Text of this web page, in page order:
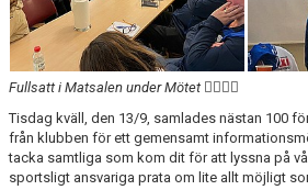
Fullsatt i Matsalen under Mötet 🤾‍♀️🤾‍♂️
Tisdag kväll, den 13/9, samlades nästan 100
från klubben för ett gemensamt
tacka samtliga som kom dit för att lyssna på
sportsligt ansvariga prata om lite allt möjligt